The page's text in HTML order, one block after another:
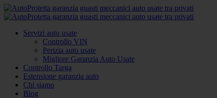
Servizi auto usate
Controllo VIN
Perizia auto usate
Migliore Garanzia Auto Usate
Controllo Targa
Estensione garanzia auto
Chi siamo
Blog